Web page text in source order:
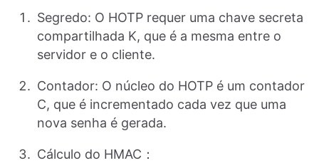
Segredo: O HOTP requer uma chave secreta
compartilhada K, que é a mesma entre o
servidor e o cliente.
Contador: O núcleo do HOTP é um contador
C, que é incrementado cada vez que uma
nova senha é gerada.
Cálculo do HMAC：